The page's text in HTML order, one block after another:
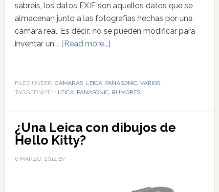
sabréis, los datos EXIF son aquellos datos que se
almacenan junto a las fotografías hechas por una
cámara real. Es decir: no se pueden modificar para
inventar un … [Read more...]
FILED UNDER: CÁMARAS, LEICA, PANASONIC, VARIOS
TAGGED WITH: LEICA, PANASONIC, RUMORES
¿Una Leica con dibujos de
Hello Kitty?
6 MARZO, 2014 BY